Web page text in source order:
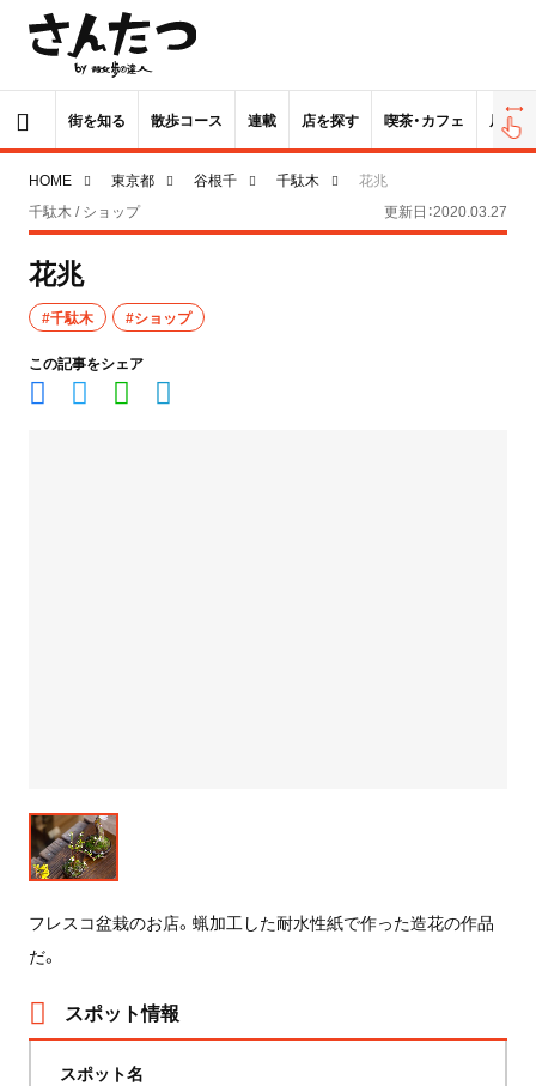
街を知る 散歩コース 連載 店を探す 喫茶・カフェ 居酒屋
HOME 東京都 谷根千 千駄木
花兆
千駄木 / ショップ
更新日：2020.03.27
花兆
#千駄木 #ショップ
この記事をシェア
フレスコ盆栽のお店。蝋加工した耐水性紙で作った造花の作品
だ。
スポット情報
スポット名